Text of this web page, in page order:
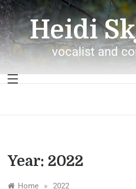
Skip
to
content
Heidi
vocalist and
Year: 2022
Home » 2022